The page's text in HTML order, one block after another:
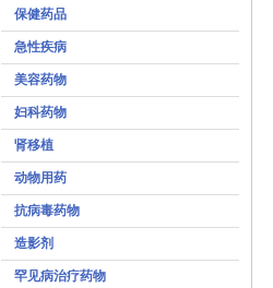
保健药品
急性疾病
美容药物
妇科药物
肾移植
动物用药
抗病毒药物
造影剂
罕见病治疗药物